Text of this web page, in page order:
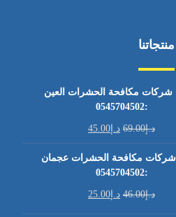
منتجاتنا
شركات مكافحة الحشرات العين
:0545704502
د.إ69.00 د.إ 45.00
مكافحة الحشرات عجمان
:0545704502
د.إ46.00 د.إ 25.00